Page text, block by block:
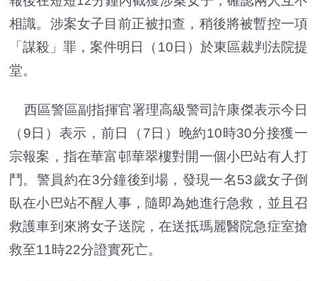
相識。涉案女子目前正被扣查，稍後將被暫控一項
「謀殺」罪，案件明日（10日）於東區裁判法院提
堂。
西區警區副指揮官署理高級警司許康傑表示今日
（9日）表示，前日（7日）晚約10時30分接獲一
宗報案，指在華富邨華翠樓對開一個小巴站有人打
鬥。警員約在3分鐘後到場，發現一名53歲女子倒
臥在小巴站不醒人事，隨即為她進行急救，並且召
救護車到來將女子送院，在送抵瑪麗醫院急症室搶
救至11時22分證實死亡。